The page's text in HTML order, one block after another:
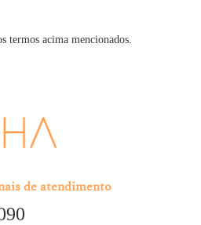
termos acima mencionados.
de atendimento